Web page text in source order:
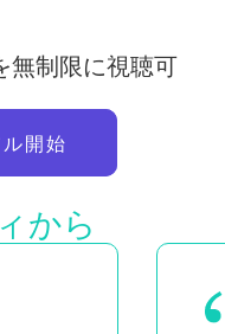
無制限に視聴可
開始
から